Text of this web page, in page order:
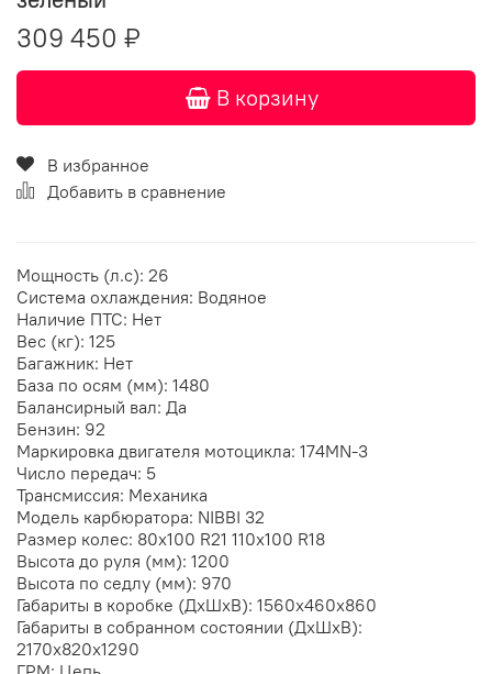
309 450 ₽
В корзину
В избранное
Добавить в сравнение
Мощность (л.с): 26
Система охлаждения: Водяное
Наличие ПТС: Нет
Вес (кг): 125
Багажник: Нет
База по осям (мм): 1480
Балансирный вал: Да
Бензин: 92
Маркировка двигателя мотоцикла: 174MN-3
Число передач: 5
Трансмиссия: Механика
Модель карбюратора: NIBBI 32
Размер колес: 80х100 R21 110х100 R18
Высота до руля (мм): 1200
Высота по седлу (мм): 970
Габариты в коробке (ДхШхВ): 1560x460x860
Габариты в собранном состоянии (ДхШхВ):
2170х820х1290